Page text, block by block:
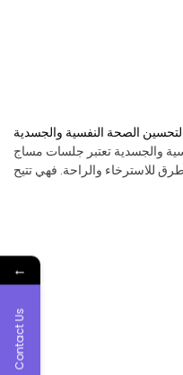
الصحة النفسية والجسدية
والجسدية تعتبر جلسات مساج
←
Contact Us